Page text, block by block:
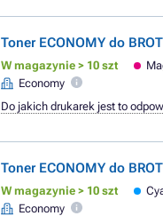
Toner ECONOMY do
W magazynie > 10 szt
Economy
Do jakich drukarek jest to
Toner ECONOMY do
W magazynie > 10 szt
Economy